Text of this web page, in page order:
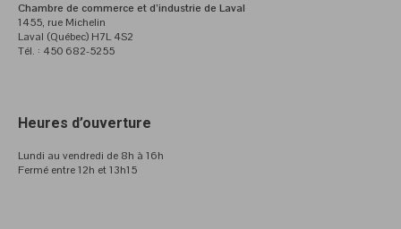
Chambre de commerce et d’industrie de Laval
1455, rue Michelin
Laval (Québec) H7L 4S2
Tél. : 450 682-5255
Heures d’ouverture
Lundi au vendredi de 8h à 16h
Fermé entre 12h et 13h15